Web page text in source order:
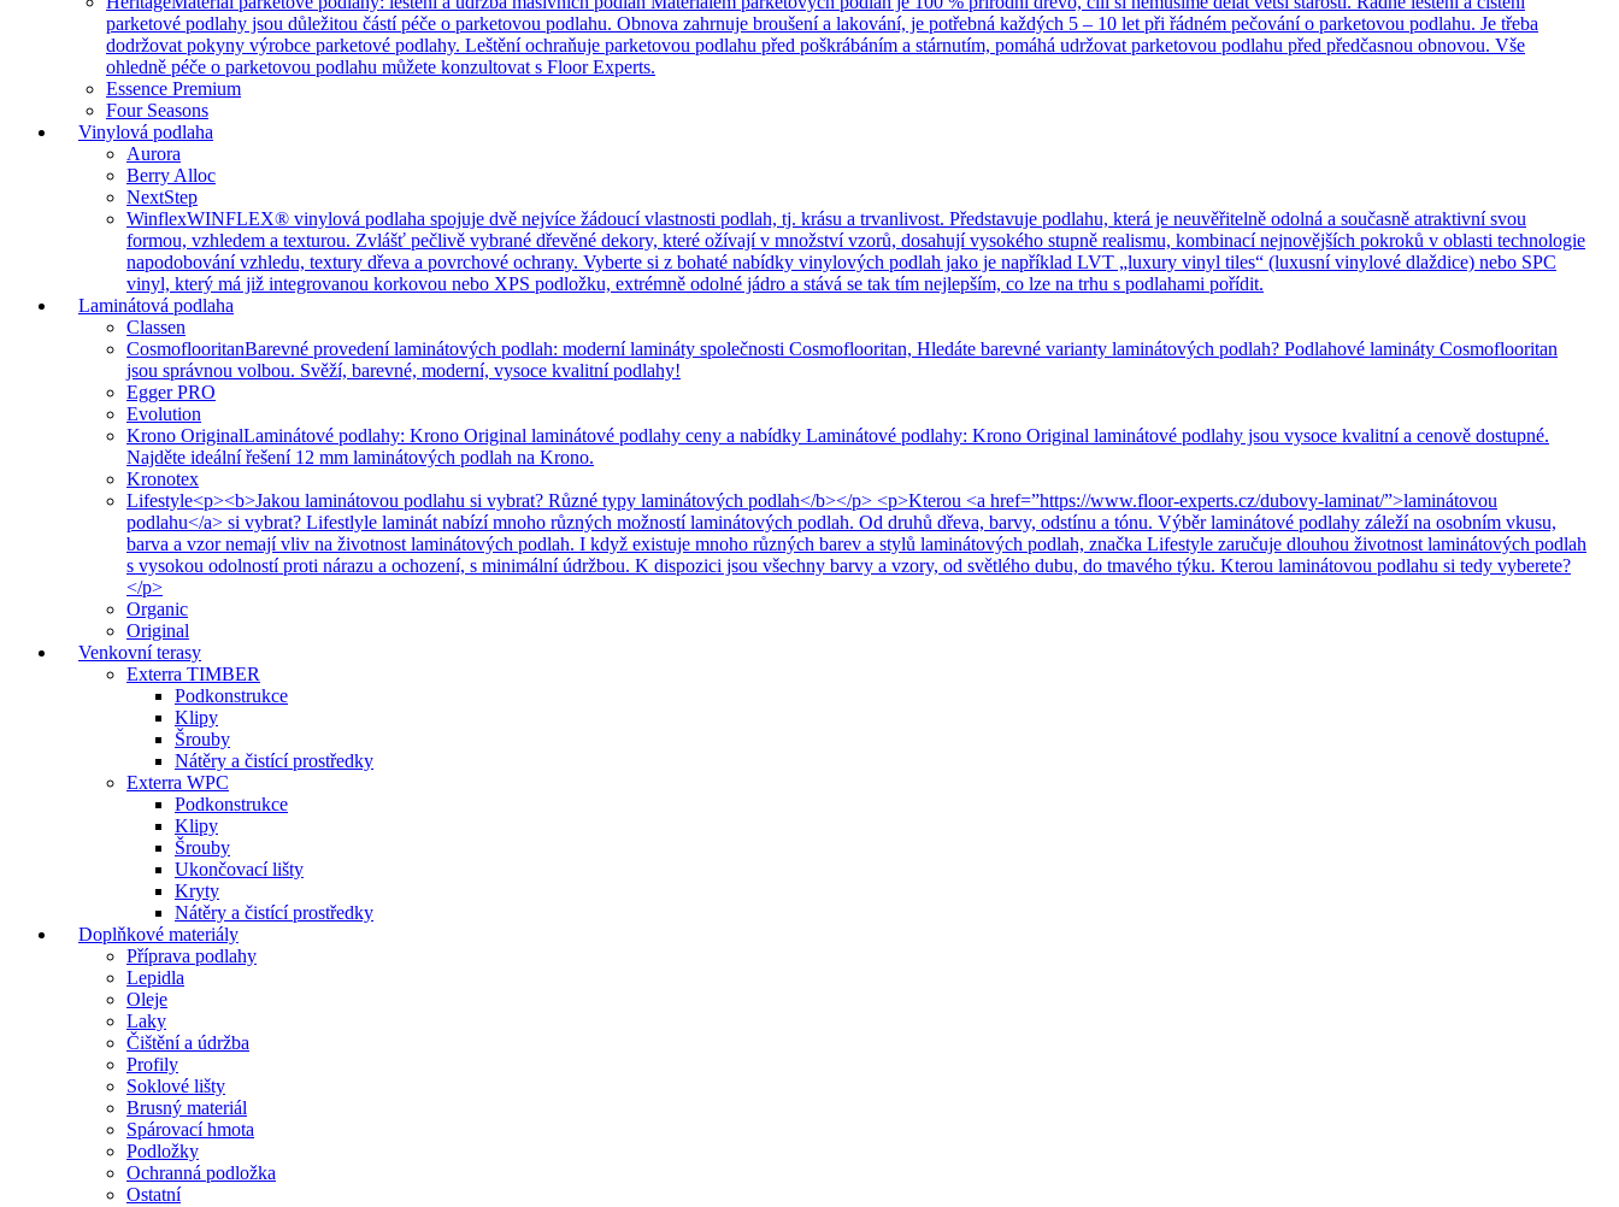
parketové podlahy jsou důležitou částí péče o parketovou podlahu. Obnova zahrnuje broušení a lakování, je potřebná každých 5 – 10 let při řádném pečování o parketovou podlahu. Je třeba
dodržovat pokyny výrobce parketové podlahy. Leštění ochraňuje parketovou podlahu před poškrábáním a stárnutím, pomáhá udržovat parketovou podlahu před předčasnou obnovou. Vše
ohledně péče o parketovou podlahu můžete konzultovat s Floor Experts.
Essence Premium
Four Seasons
Vinylová podlaha
Aurora
Berry Alloc
NextStep
WinflexWINFLEX® vinylová podlaha spojuje dvě nejvíce žádoucí vlastnosti podlah, tj. krásu a trvanlivost. Představuje podlahu, která je neuvěřitelně odolná a současně atraktivní svou
formou, vzhledem a texturou. Zvlášť pečlivě vybrané dřevěné dekory, které ožívají v množství vzorů, dosahují vysokého stupně realismu, kombinací nejnovějších pokroků v oblasti technologie
napodobování vzhledu, textury dřeva a povrchové ochrany. Vyberte si z bohaté nabídky vinylových podlah jako je například LVT „luxury vinyl tiles“ (luxusní vinylové dlaždice) nebo SPC
vinyl, který má již integrovanou korkovou nebo XPS podložku, extrémně odolné jádro a stává se tak tím nejlepším, co lze na trhu s podlahami pořídit.
Laminátová podlaha
Classen
CosmoflooritanBarevné provedení laminátových podlah: moderní lamináty společnosti Cosmoflooritan, Hledáte barevné varianty laminátových podlah? Podlahové lamináty Cosmoflooritan
jsou správnou volbou. Svěží, barevné, moderní, vysoce kvalitní podlahy!
Egger PRO
Evolution
Krono OriginalLaminátové podlahy: Krono Original laminátové podlahy ceny a nabídky Laminátové podlahy: Krono Original laminátové podlahy jsou vysoce kvalitní a cenově dostupné.
Najděte ideální řešení 12 mm laminátových podlah na Krono.
Kronotex
Lifestyle<p><b>Jakou laminátovou podlahu si vybrat? Různé typy laminátových podlah</b></p> <p>Kterou <a href=”https://www.floor-experts.cz/dubovy-laminat/”>laminátovou
podlahu</a> si vybrat? Lifestlyle laminát nabízí mnoho různých možností laminátových podlah. Od druhů dřeva, barvy, odstínu a tónu. Výběr laminátové podlahy záleží na osobním vkusu,
barva a vzor nemají vliv na životnost laminátových podlah. I když existuje mnoho různých barev a stylů laminátových podlah, značka Lifestyle zaručuje dlouhou životnost laminátových podlah
s vysokou odolností proti nárazu a ochození, s minimální údržbou. K dispozici jsou všechny barvy a vzory, od světlého dubu, do tmavého týku. Kterou laminátovou podlahu si tedy vyberete?
</p>
Organic
Original
Venkovní terasy
Exterra TIMBER
Podkonstrukce
Klipy
Šrouby
Nátěry a čistící prostředky
Exterra WPC
Podkonstrukce
Klipy
Šrouby
Ukončovací lišty
Kryty
Nátěry a čistící prostředky
Doplňkové materiály
Příprava podlahy
Lepidla
Oleje
Laky
Čištění a údržba
Profily
Soklové lišty
Brusný materiál
Spárovací hmota
Podložky
Ochranná podložka
Ostatní